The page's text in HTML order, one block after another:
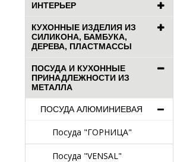
ИНТЕРЬЕР
КУХОННЫЕ ИЗДЕЛИЯ ИЗ
СИЛИКОНА, БАМБУКА,
ДЕРЕВА, ПЛАСТМАССЫ
ПОСУДА И КУХОННЫЕ
ПРИНАДЛЕЖНОСТИ ИЗ
МЕТАЛЛА
ПОСУДА АЛЮМИНИЕВАЯ
Посуда "ГОРНИЦА"
Посуда "VENSAL"